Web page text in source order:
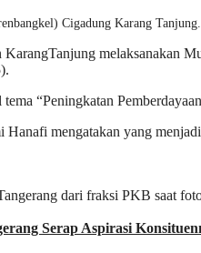
melaksanakan
“Peningkatan
mengatakan yang
Serap Aspirasi